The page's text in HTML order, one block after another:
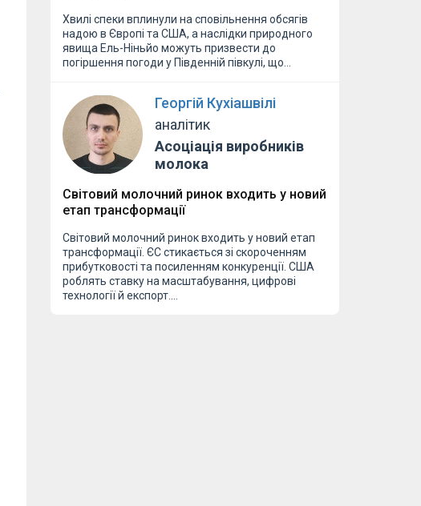
Хвилі спеки вплинули на сповільнення обсягів
надою в Європі та США, а наслідки природного
явища Ель-Ніньйо можуть призвести до
погіршення погоди у Південній півкулі, що…
Георгій Кухіашвілі
аналітик
Асоціація виробників
молока
Світовий молочний ринок входить у новий
етап трансформації
Світовий молочний ринок входить у новий етап
трансформації. ЄС стикається зі скороченням
прибутковості та посиленням конкуренції. США
роблять ставку на масштабування, цифрові
технології й експорт.…